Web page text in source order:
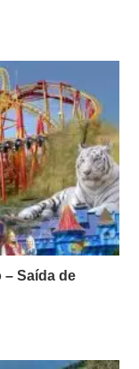
– Saída de